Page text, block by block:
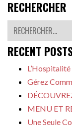
RECHERCHER
RECENT
Gérez
MENU ET
Une Seule